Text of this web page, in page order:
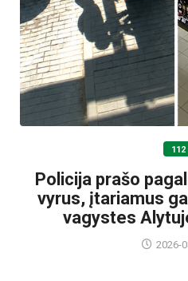
112
Policija prašo
vyrus, įtariamus
vagystes
2026-